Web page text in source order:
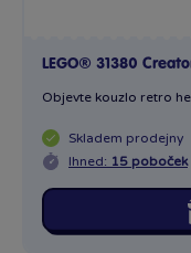
LEGO® 31380
Objevte kouzlo retro
Skladem prodejny
Ihned: 15 poboček